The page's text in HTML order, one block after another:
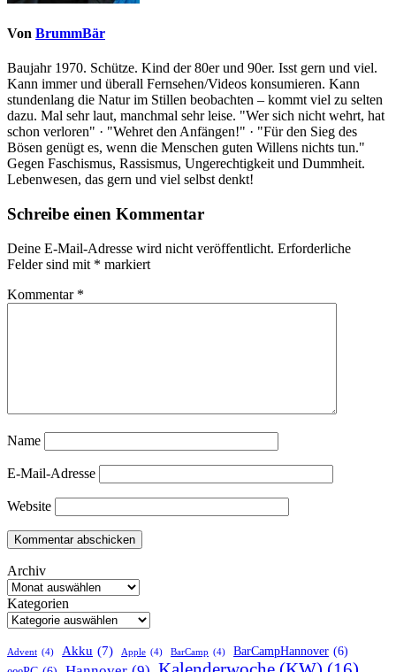
Von BrummBär
Baujahr 1970. Schütze. Kind der 80er und 90er. Isst gern und viel.
Kann immer und überall Fernsehen/Videos konsumieren. Kann
stundenlang die Natur im Stillen beobachten – kommt viel zu selten
dazu. Mal sehr laut, manchmal sehr leise. "Wer sich nicht wehrt, hat
schon verloren" · "Wehret den Anfängen!" · "Für den Sieg des
Bösen genügt es, wenn die Menschen guten Willens nichts tun."
Gegen Faschismus, Rassismus, Ungerechtigkeit und Dummheit.
Lebenwesen, das gern und viel selbst denkt!
Schreibe einen Kommentar
Deine E-Mail-Adresse wird nicht veröffentlicht. Erforderliche
Felder sind mit * markiert
Kommentar *
Name
E-Mail-Adresse
Website
Archiv
Kategorien
Advent (4) Akku (7) Apple (4) BarCamp (4) BarCampHannover (6)